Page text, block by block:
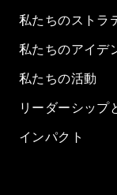
私たちのストラ
私たちのアイデ
私たちの活動
リーダーシップ
インパクト